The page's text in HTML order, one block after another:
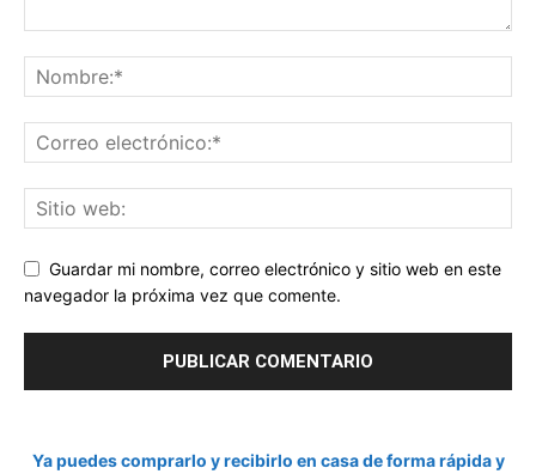
Guardar mi nombre, correo electrónico y sitio web en este
navegador la próxima vez que comente.
Ya puedes comprarlo y recibirlo en casa de forma rápida y